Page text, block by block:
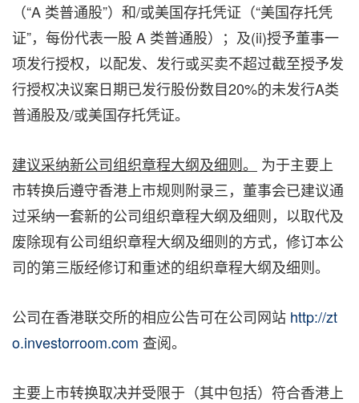
（“A 类普通股”）和/或美国存托凭证（“美国存托凭
证”，每份代表一股 A 类普通股）；及(ii)授予董事一
项发行授权，以配发、发行或买卖不超过截至授予发
行授权决议案日期已发行股份数目20%的未发行A类
普通股及/或美国存托凭证。
建议采纳新公司组织章程大纲及细则。
为于主要上
市转换后遵守香港上市规则附录三，董事会已建议通
过采纳一套新的公司组织章程大纲及细则，以取代及
废除现有公司组织章程大纲及细则的方式，修订本公
司的第三版经修订和重述的组织章程大纲及细则。
公司在香港联交所的相应公告可在公司网站 http://zt
o.investorroom.com 查阅。
主要上市转换取决并受限于（其中包括）符合香港上